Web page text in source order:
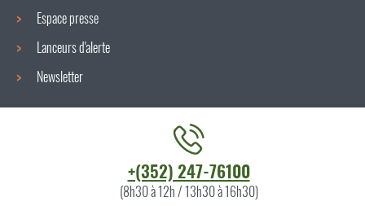
Espace presse
Lanceurs d'alerte
Newsletter
+(352) 247-76100
(8h30 à 12h / 13h30 à 16h30)